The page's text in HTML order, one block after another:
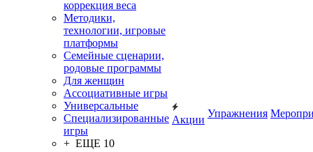
коррекция веса
Методики,
технологии, игровые
платформы
Семейные сценарии,
родовые программы
Для женщин
Ассоциативные игры
Универсальные
Специализированные
игры
+ ЕЩЕ 10
Акции
Упражнения